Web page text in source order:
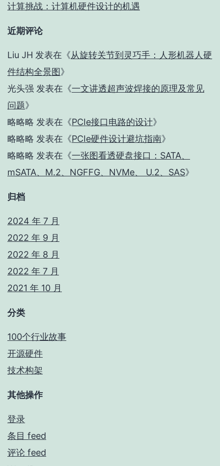
计算挑战：计算机硬件设计的机遇
近期评论
Liu JH 发表在《从旋转关节到灵巧手：人形机器人硬
件结构全景图》
光头强 发表在《一文讲透超声波焊接的原理及常见
问题》
略略略 发表在《PCIe接口电路的设计》
略略略 发表在《PCIe硬件设计避坑指南》
略略略 发表在《一张图看透硬盘接口：SATA、
mSATA、M.2、NGFFG、NVMe、 U.2、SAS》
归档
2024 年 7 月
2022 年 9 月
2022 年 8 月
2022 年 7 月
2021 年 10 月
分类
100个行业故事
开源硬件
技术构架
其他操作
登录
条目 feed
评论 feed